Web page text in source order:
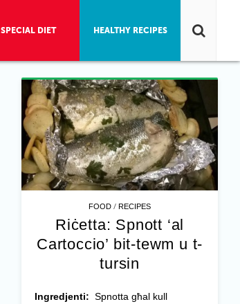
FOOD /RECIPES
Riċetta: Spnott ‘al
Cartoccio’ bit-tewm u t-
tursin
Ingredjenti: Spnotta għal kull
SPECIAL DIET HEALTHY RECIPES